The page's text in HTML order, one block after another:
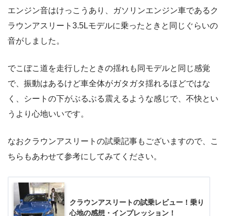
エンジン音はけっこうあり、ガソリンエンジン車であるク
ラウンアスリート3.5Lモデルに乗ったときと同じぐらいの
音がしました。
でこぼこ道を走行したときの揺れも同モデルと同じ感覚
で、振動はあるけど車全体がガタガタ揺れるほどではな
く、シートの下がぶるぶる震えるような感じで、不快とい
うより心地いいです。
なおクラウンアスリートの試乗記事もございますので、こ
ちらもあわせて参考にしてみてください。
クラウンアスリートの試乗レビュー！乗り
心地の感想・インプレッション！